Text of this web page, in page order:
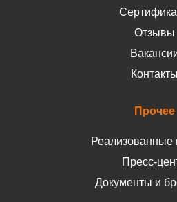
Отзывы
Контакты
Прочее
Реализованные
Пресс-
Документы и